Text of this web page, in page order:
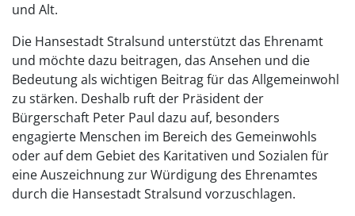
und Alt.
Die Hansestadt Stralsund unterstützt das Ehrenamt
und möchte dazu beitragen, das Ansehen und die
Bedeutung als wichtigen Beitrag für das Allgemeinwohl
zu stärken. Deshalb ruft der Präsident der
Bürgerschaft Peter Paul dazu auf, besonders
engagierte Menschen im Bereich des Gemeinwohls
oder auf dem Gebiet des Karitativen und Sozialen für
eine Auszeichnung zur Würdigung des Ehrenamtes
durch die Hansestadt Stralsund vorzuschlagen.